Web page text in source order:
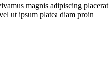
magnis adipiscing placerat
ut ipsum platea diam proin